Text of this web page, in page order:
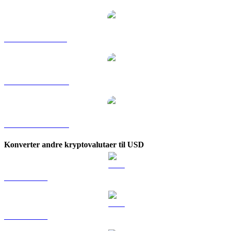
Konverter andre kryptovalutaer til USD